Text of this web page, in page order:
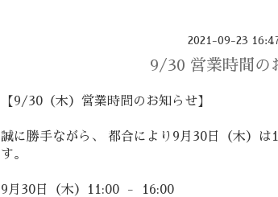
2021-09-23
9/30 営業時間の
【9/30（木）営業時間のお知らせ】
誠に勝手ながら、 都合により9月30日（木）は
す。
9月30日（木）11:00 - 16:00